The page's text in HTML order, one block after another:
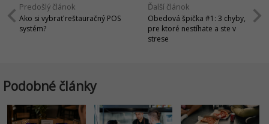
Predošlý článok
Ako si vybrať reštauračný POS
systém?
Ďalší článok
Obedová špička #1: 3 chyby,
pre ktoré nestíhate a ste v
strese
Podobné články